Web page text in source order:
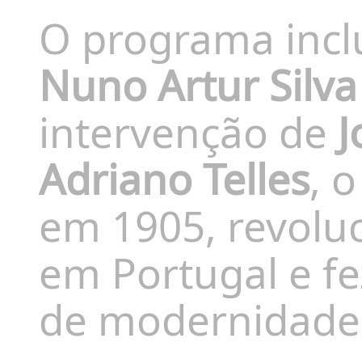
O programa
Nuno Artur Silva
intervenção de
Adriano Telles,
em 1905,
em Portugal e
de